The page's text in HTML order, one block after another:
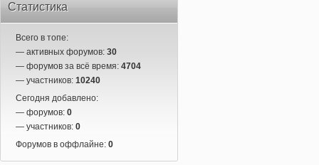
Статистика
Всего в топе:
— активных форумов: 30
— форумов за всё время: 4704
— участников: 10240
Сегодня добавлено:
— форумов: 0
— участников: 0
Форумов в оффлайне: 0